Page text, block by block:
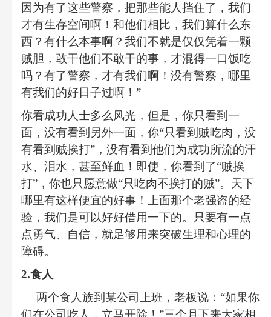
因为有了这些警察，把那些能人挡住了，我们
才有生存空间啊！和他们相比，我们算什么东
西？有什么本事啊？我们不就是仅仅凭着一颗
贼胆，敢干他们不敢干的事，才混得一口饭吃
吗？有了警察，才有我们啊！没有警察，哪里
有我们的好日子过啊！ ”
你看成功人士多么风光，但是，你只看到一
面，没有看到另外一面，你“只看到贼吃肉，没
有看到贼挨打” ，没有看到他们为成功所流的汗
水、泪水，甚至鲜血！即使，你看到了“贼挨
打” ，你也只愿意做“只吃肉不挨打的贼”。天下
哪里有这样便宜的好事！上面那个老强盗的经
验，我们是可以好好借用一下的。只要有一点
点勇气、自信，就足够用来突破生理和心理的
障碍。
2.食人
两个食人族到某公司上班，老板说： “如果你
们在公司吃人，立马开除！ ”三个月下来大家相